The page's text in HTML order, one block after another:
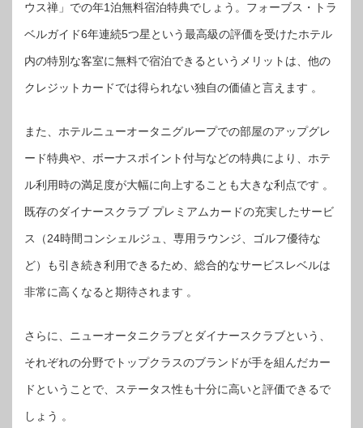
ウス禅」での年1泊無料宿泊特典でしょう。フォーブス・トラ
ベルガイド6年連続5つ星という最高級の評価を受けたホテル
内の特別な客室に無料で宿泊できるというメリットは、他の
クレジットカードでは得られない独自の価値と言えます 。
また、ホテルニューオータニグループでの部屋のアップグレ
ード特典や、ボーナスポイント付与などの特典により、ホテ
ル利用時の満足度が大幅に向上することも大きな利点です 。
既存のダイナースクラブ プレミアムカードの充実したサービ
ス（24時間コンシェルジュ、専用ラウンジ、ゴルフ優待な
ど）も引き続き利用できるため、総合的なサービスレベルは
非常に高くなると期待されます 。
さらに、ニューオータニクラブとダイナースクラブという、
それぞれの分野でトップクラスのブランドが手を組んだカー
ドということで、ステータス性も十分に高いと評価できるで
しょう 。